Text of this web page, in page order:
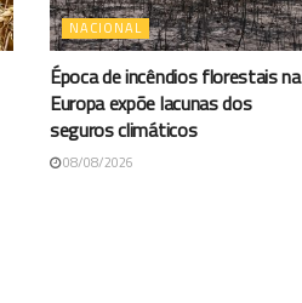
NACIONAL
Época de incêndios florestais na
Europa expõe lacunas dos
seguros climáticos
08/08/2026